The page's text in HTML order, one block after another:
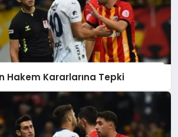
Hakem Kararlarına Tepki